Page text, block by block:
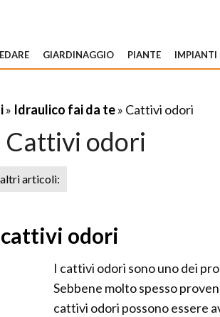
GIARDINAGGIO PIANTE IMPIANTI
» Idraulico fai da te» Cattivi odori
Cattivi odori
altri articoli:
odori
I cattivi odori sono uno dei
Sebbene molto spesso
cattivi odori possono essere